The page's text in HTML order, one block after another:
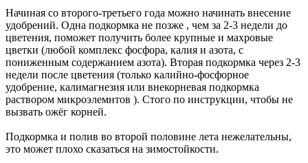
Начиная со второго-третьего года можно начинать внесение
удобрений. Одна подкормка не позже , чем за 2-3 недели до
цветения, поможет получить более крупные и махровые
цветки (любой комплекс фосфора, калия и азота, с
пониженным содержанием азота). Вторая подкормка через 2-3
недели после цветения (только калийно-фосфорное
удобрение, калимагнезия или внекорневая подкормка
раствором микроэлемнтов ). Стого по инструкции, чтобы не
вызвать ожёг корней.
Подкормка и полив во второй половине лета нежелательны,
это может плохо сказаться на зимостойкости.